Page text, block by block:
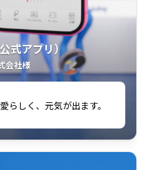
式アプリ）
会社様
らしく、元気が出ます。
うなので使うのが楽しいで